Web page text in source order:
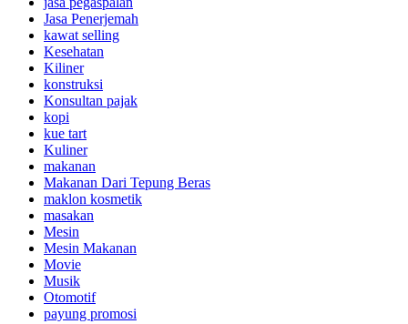
Jasa Penerjemah
kawat selling
Kesehatan
Kiliner
konstruksi
Konsultan pajak
kopi
kue tart
Kuliner
makanan
Makanan Dari Tepung Beras
maklon kosmetik
masakan
Mesin
Mesin Makanan
Movie
Musik
Otomotif
payung promosi